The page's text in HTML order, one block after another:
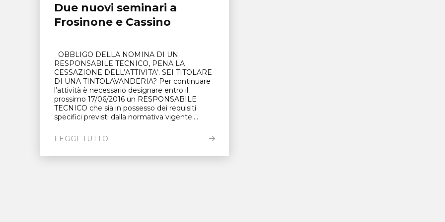
Due nuovi seminari a
Frosinone e Cassino
OBBLIGO DELLA NOMINA DI UN
RESPONSABILE TECNICO, PENA LA
CESSAZIONE DELL’ATTIVITA’. SEI TITOLARE
DI UNA TINTOLAVANDERIA? Per continuare
l’attività è necessario designare entro il
prossimo 17/06/2016 un RESPONSABILE
TECNICO che sia in possesso dei requisiti
specifici previsti dalla normativa vigente....
LEGGI TUTTO